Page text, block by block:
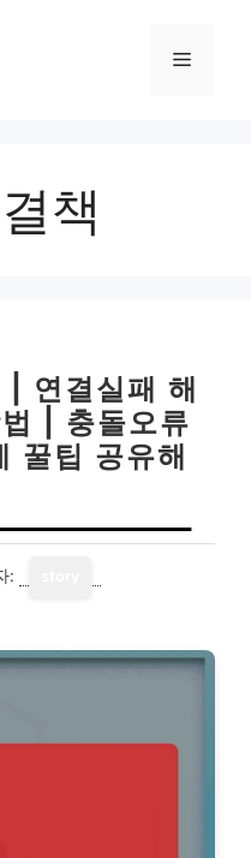
메
책
연결실패 해
| 충돌오류
꿀팁 공유해
: